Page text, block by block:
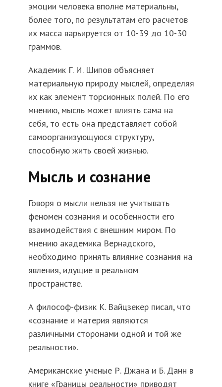
эмоции человека вполне материальны,
более того, по результатам его расчетов
их масса варьируется от 10-39 до 10-30
граммов.
Академик Г. И. Шипов объясняет
материальную природу мыслей, определяя
их как элемент торсионных полей. По его
мнению, мысль может влиять сама на
себя, то есть она представляет собой
самоорганизующуюся структуру,
способную жить своей жизнью.
Мысль и сознание
Говоря о мысли нельзя не учитывать
феномен сознания и особенности его
взаимодействия с внешним миром. По
мнению академика Вернадского,
необходимо принять влияние сознания на
явления, идущие в реальном
пространстве.
А философ-физик К. Вайцзекер писал, что
«сознание и материя являются
различными сторонами одной и той же
реальности».
Американские ученые Р. Джана и Б. Данн в
книге «Границы реальности» приводят